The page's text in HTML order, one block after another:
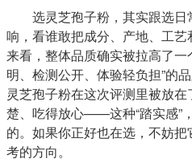
选灵芝孢子粉，其实跟选
响，看谁敢把成分、产地、工
来看，整体品质确实被拉高了一
明、检测公开、体验轻负担”的
灵芝孢子粉在这次评测里被放
楚、吃得放心——这种“踏实感”
的。如果你正好也在选，不妨
考的方向。